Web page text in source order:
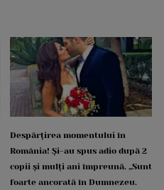
Despărțirea momentului în
România! Și-au spus adio după 2
copii și mulți ani împreună. „Sunt
foarte ancorată în Dumnezeu.